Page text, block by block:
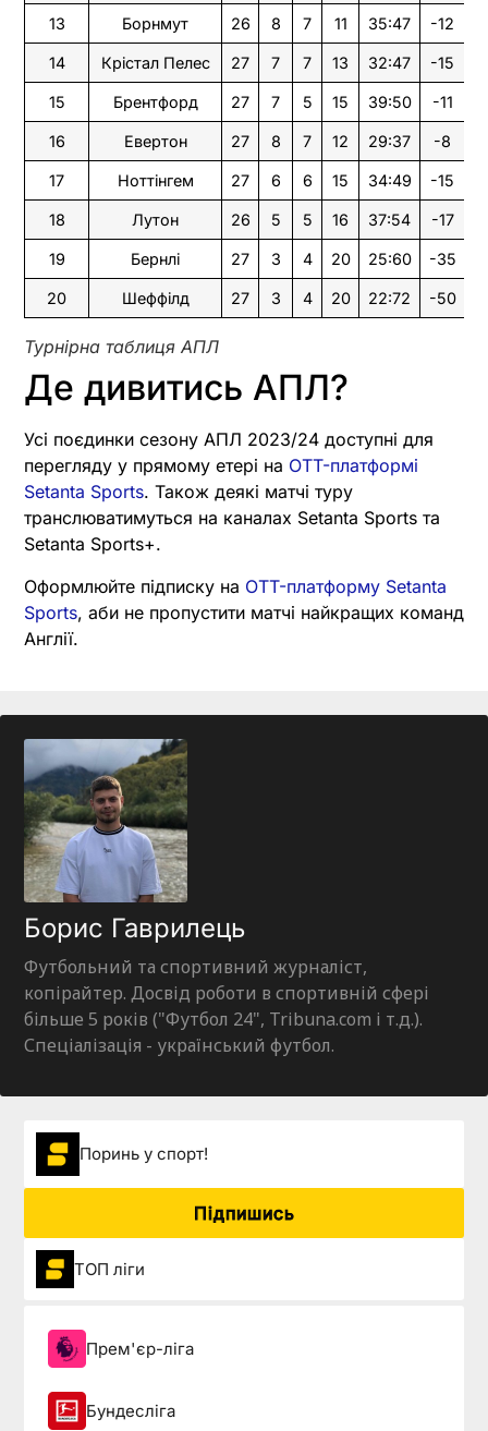
13 Борнмут 26 8 7 11 35:47 -12
14 Крістал Пелес 27 7 7 13 32:47 -15
15 Брентфорд 27 7 5 15 39:50 -11
16 Евертон 27 8 7 12 29:37 -8
17 Ноттінгем 27 6 6 15 34:49 -15
18 Лутон 26 5 5 16 37:54 -17
19 Бернлі 27 3 4 20 25:60 -35
20 Шеффілд 27 3 4 20 22:72 -50
Турнірна таблиця АПЛ
Де дивитись АПЛ?
Усі поєдинки сезону АПЛ 2023/24 доступні для
перегляду у прямому етері на OTT-платформі
Setanta Sports. Також деякі матчі туру
транслюватимуться на каналах Setanta Sports та
Setanta Sports+.
Оформлюйте підписку на OTT-платформу Setanta
Sports, аби не пропустити матчі найкращих команд
Англії.
Борис Гаврилець
Футбольний та спортивний журналіст,
копірайтер. Досвід роботи в спортивній сфері
більше 5 років ("Футбол 24", Tribuna.com і т.д.).
Спеціалізація - український футбол.
Поринь у спорт!
Підпишись
ТОП ліги
Прем'єр-ліга
Бундесліга